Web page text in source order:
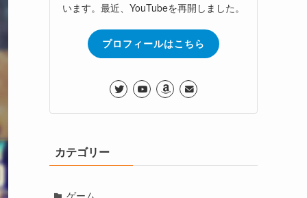
います。最近、YouTubeを再開しました。
プロフィールはこちら
カテゴリー